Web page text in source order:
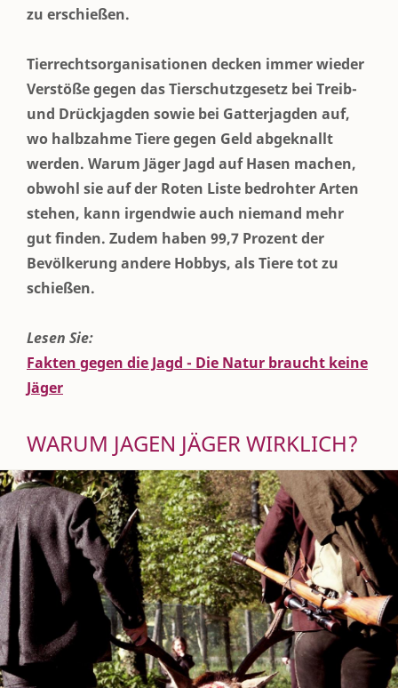
zu erschießen.
Tierrechtsorganisationen decken immer wieder
Verstöße gegen das Tierschutzgesetz bei Treib-
und Drückjagden sowie bei Gatterjagden auf,
wo halbzahme Tiere gegen Geld abgeknallt
werden. Warum Jäger Jagd auf Hasen machen,
obwohl sie auf der Roten Liste bedrohter Arten
stehen, kann irgendwie auch niemand mehr
gut finden. Zudem haben 99,7 Prozent der
Bevölkerung andere Hobbys, als Tiere tot zu
schießen.
Lesen Sie:
Fakten gegen die Jagd - Die Natur braucht keine
Jäger
WARUM JAGEN JÄGER WIRKLICH?